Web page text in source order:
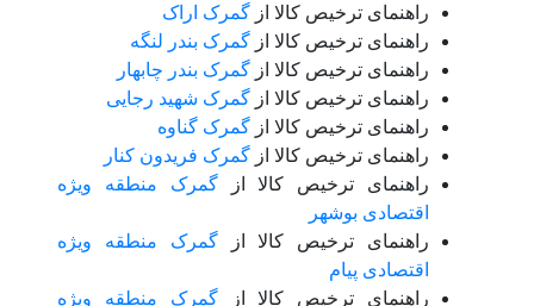
راهنمای ترخیص کالا از گمرک اراک
راهنمای ترخیص کالا از گمرک بندر لنگه
راهنمای ترخیص کالا از گمرک بندر چابهار
راهنمای ترخیص کالا از گمرک شهید رجایی
راهنمای ترخیص کالا از گمرک گناوه
راهنمای ترخیص کالا از گمرک فریدون کنار
راهنمای ترخیص کالا ازگمرک منطقه ویژه
اقتصادی بوشهر
راهنمای ترخیص کالا ازگمرک منطقه ویژه
اقتصادی پیام
راهنمای ترخیص کالا ازگمرک منطقه ویژه